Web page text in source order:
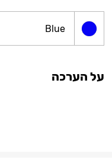
Blue
על הערכה